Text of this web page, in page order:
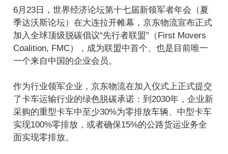
阿联酋 沙特阿拉伯
澳大利亚 越南
韩国 中国香港
墨西哥
新闻中心
活动中心
ESG
投资者关系
6月23日，世界经济论坛第十七届新领军者年会（夏
季达沃斯论坛）在大连拉开帷幕，京东物流宣布正式
加入全球顶级脱碳倡议“先行者联盟”（First Movers
Coalition, FMC），成为联盟中首个、也是目前唯一
一个来自中国的企业会员。
作为行业领军企业，京东物流在加入仪式上正式提交
了卡车运输行业的绿色脱碳承诺：到2030年，企业新
采购的重型卡车中至少30%为零排放车辆、中型卡车
实现100%零排放，或者确保15%的公路货运业务全
面实现零排放。